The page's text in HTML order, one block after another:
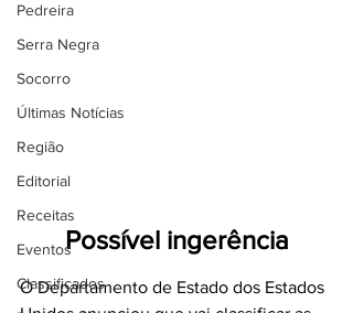
Pedreira
Serra Negra
Socorro
Últimas Notícias
Região
Editorial
Receitas
Eventos
Classificados
Possível ingerência
O Departamento de Estado dos Estados